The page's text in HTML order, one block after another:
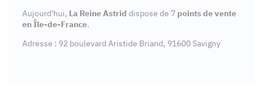
Aujourd'hui, La Reine Astrid dispose de 7 points de vente
en Île-de-France.
Adresse : 92 boulevard Aristide Briand, 91600 Savigny